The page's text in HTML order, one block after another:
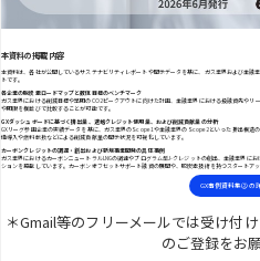
本資料の掲載内容
本資料は、各社が公開しているサステナビリティレポートや開示データを基に、ガス業界および金
トです。
各企業の脱炭素ロードマップと数値目標のベンチマーク
ガス業界における削減目標や早期のCO2ピークアウトに向けた計画、金融業界における投融資先や
や期限を横並びで比較することが可能です。
GXダッシュボードに基づく排出量、適格クレジット使用量、および削減貢献量の分析
GXリーグ参画企業の実績データを基に、ガス業界のScope1や金融業界のScope2といった排出構造
備導入や燃料転換などによる削減貢献量の開示状況を可視化しています。
カーボンクレジットの調達・創出および新規事業開発の具体事例
ガス業界におけるカーボンニュートラルLNGの調達やプログラム型J-クレジットの創出、金融業界に
ションを掲載しています。カーボンオフセットサポート融資の展開や、脱炭素技術を持つスタートア
GX事例資料集②の
＊Gmail等のフリーメールでは受け付
のご登録をお